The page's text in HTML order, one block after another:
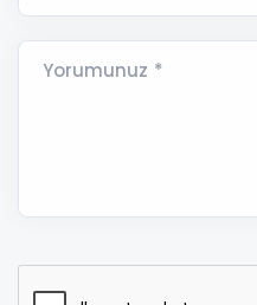
Yorumunuz *